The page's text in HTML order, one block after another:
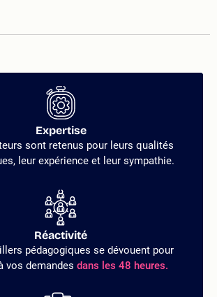
Expertise
sont retenus pour leurs qualités
leur expérience et leur sympathie.
Réactivité
pédagogiques se dévouent pour
vos demandes dans les 48 heures.